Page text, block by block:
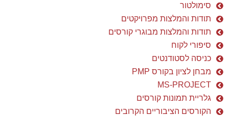
סימולטור
תודות והמלצות מפרויקטים
תודות והמלצות מבוגרי קורסים
סיפורי לקוח
כניסה לסטודנטים
מבחן לציון בקורס PMP
MS-PROJECT
גלריית תמונות קורסים
הקורסים הציבוריים הקרובים